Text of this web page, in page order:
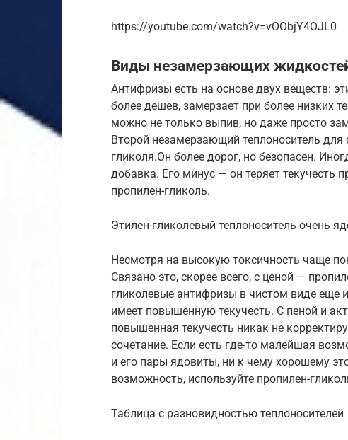
https://youtube.com/watch?v=vOObjY4OJL0
Виды незамерзающих
Антифризы есть на основе двух веществ:
более дешев, замерзает при более низких
можно не только выпив, но даже просто
Второй незамерзающий теплоноситель
гликоля.Он более дорог, но безопасен.
добавка. Его минус — он теряет текучесть
пропилен-гликоль.
Этилен-гликолевый теплоноситель очень
Несмотря на высокую токсичность чаще
Связано это, скорее всего, с ценой —
гликолевые антифризы в чистом виде еще
имеет повышенную текучесть. С пеной и
повышенная текучесть никак не
сочетание. Если есть где-то малейшая
и его пары ядовиты, ни к чему хорошему
возможность, используйте пропилен-
Таблица с разновидностью теплоносителей